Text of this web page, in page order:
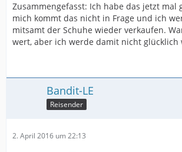
Zusammengefasst: Ich habe das jetzt mal
mich kommt das nicht in Frage und ich
mitsamt der Schuhe wieder verkaufen.
wert, aber ich werde damit nicht glücklich
Bandit-LE
Reisender
2. April 2016 um 22:13